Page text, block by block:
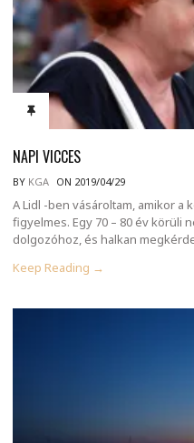
NAPI VICCES
BY KGA ON 2019/04/29
A Lidl -ben vásároltam, amikor
figyelmes. Egy 70 – 80 év körüli
dolgozóhoz, és halkan
Keep Reading →